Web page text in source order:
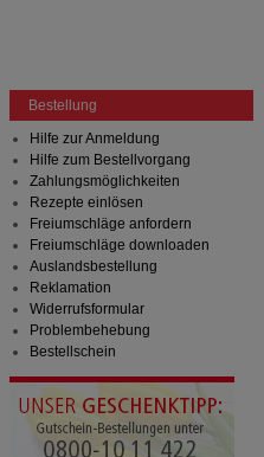
Bestellung
Hilfe zur Anmeldung
Hilfe zum Bestellvorgang
Zahlungsmöglichkeiten
Rezepte einlösen
Freiumschläge anfordern
Freiumschläge downloaden
Auslandsbestellung
Reklamation
Widerrufsformular
Problembehebung
Bestellschein